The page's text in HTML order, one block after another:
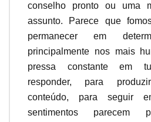
conselho pronto ou uma
assunto. Parece que
permanecer em
principalmente nos mais
pressa constante em
responder, para
conteúdo, para seguir
sentimentos parecem